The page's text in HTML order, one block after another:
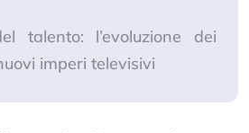
talento: l’evoluzione dei
imperi televisivi